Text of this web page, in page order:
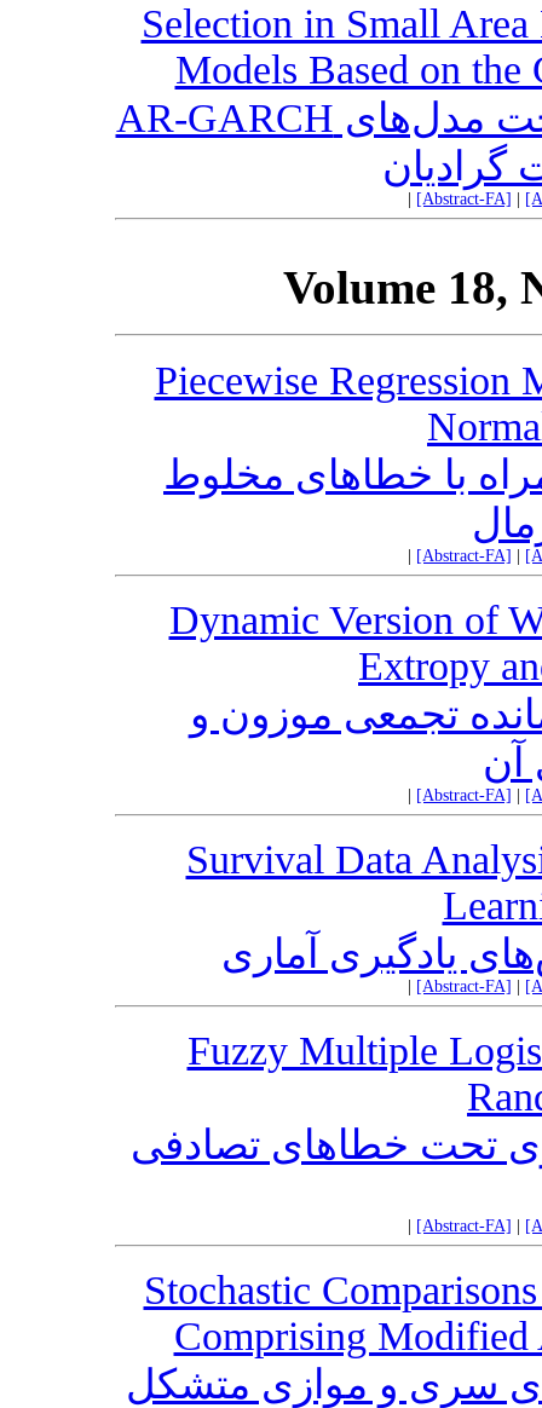
Selection in Small
Models Based on
انتخاب متغیر در کوچک نواحی تحت مدل‌های AR-GARCH
گرادیان
[Abstract-FA]
Volume 18,
Piecewise Regression
با خطاهای مخلوط
[Abstract-FA]
Dynamic Version of
Extropy
تجمعی موزون و
آن
[Abstract-FA]
Survival Data
یادگیری آماری
[Abstract-FA]
Fuzzy Multiple
تحت خطاهای تصادفی
[Abstract-FA]
Stochastic
Comprising Modified
سری و موازی متشکل